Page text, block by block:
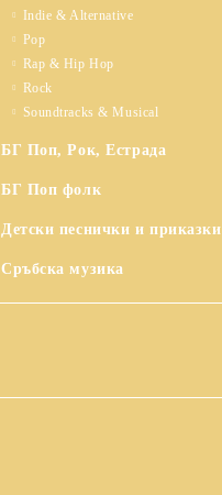
Indie & Alternative
Pop
Rap & Hip Hop
Rock
Soundtracks & Musical
БГ Поп, Рок, Естрада
БГ Поп фолк
Детски песнички и приказки
Сръбска музика